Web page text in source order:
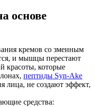
основе
кремов со змеиным
и мышцы перестают
красоты, которые
пептиды Syn-Ake
лица, не создают эффект,
средства: